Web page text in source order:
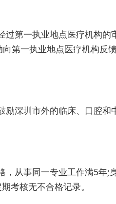
过第一执业地点医疗机构的
第一执业地点医疗机构反
励深圳市外的临床、口腔和
，从事同一专业工作满5年;
考核无不合格记录。